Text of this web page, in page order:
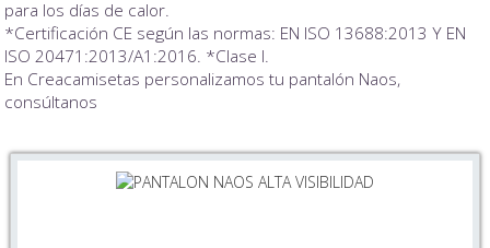
para los días de calor.
*Certificación CE según las normas: EN ISO 13688:2013 Y EN
ISO 20471:2013/A1:2016. *Clase I.
En Creacamisetas personalizamos tu pantalón Naos,
consúltanos